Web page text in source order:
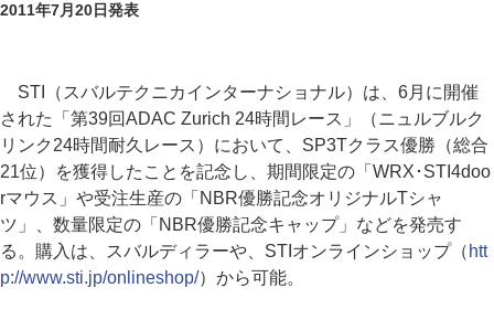
2011年7月20日発表
STI（スバルテクニカインターナショナル）は、6月に開催
された「第39回ADAC Zurich 24時間レース」（ニュルブルク
リンク24時間耐久レース）において、SP3Tクラス優勝（総合
21位）を獲得したことを記念し、期間限定の「WRX･STI4doo
rマウス」や受注生産の「NBR優勝記念オリジナルTシャ
ツ」、数量限定の「NBR優勝記念キャップ」などを発売す
る。購入は、スバルディラーや、STIオンラインショップ（ htt
p://www.sti.jp/onlineshop/）から可能。